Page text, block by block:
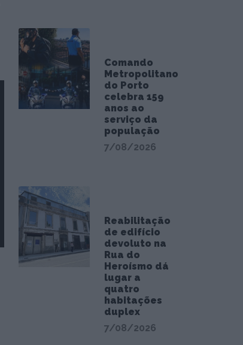
Comando
Metropolitano
do Porto
celebra 159
anos ao
serviço da
população
7/08/2026
Reabilitação
de edifício
devoluto na
Rua do
Heroísmo dá
lugar a
quatro
habitações
duplex
7/08/2026